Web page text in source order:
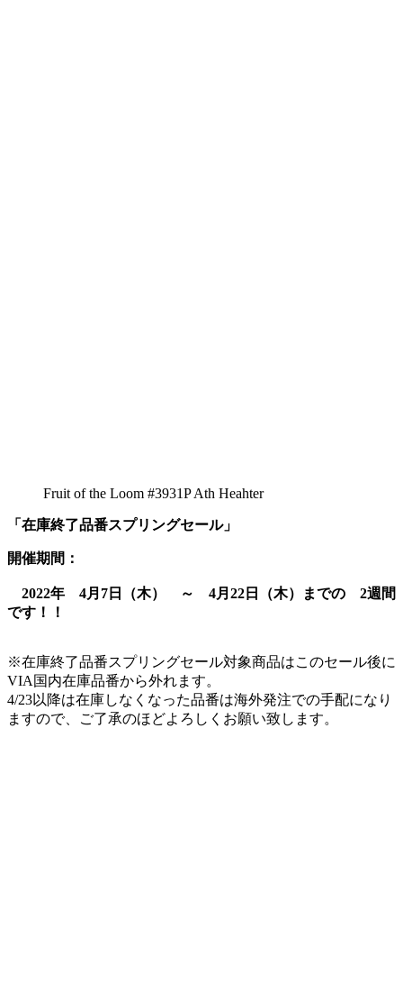
Fruit of the Loom #3931P Ath Heahter
「在庫終了品番スプリングセール」
開催期間：
2022年 4月7日（木） ～ 4月22日（木）までの 2週間
です！！
※在庫終了品番スプリングセール対象商品はこのセール後に
VIA国内在庫品番から外れます。
4/23以降は在庫しなくなった品番は海外発注での手配になり
ますので、ご了承のほどよろしくお願い致します。